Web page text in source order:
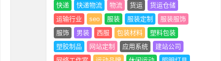
快递
快递物流 物流 货运
货运仓储
运输行业
seo 服装 服装定制
服装服饰
服饰
男装 西服 包装材料
塑料包装
塑胶制品
网站定制 应用系统
建站公司